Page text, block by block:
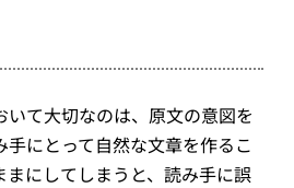
いて大切なのは、原文の意図を
手にとって自然な文章を作るこ
まにしてしまうと、読み手に誤